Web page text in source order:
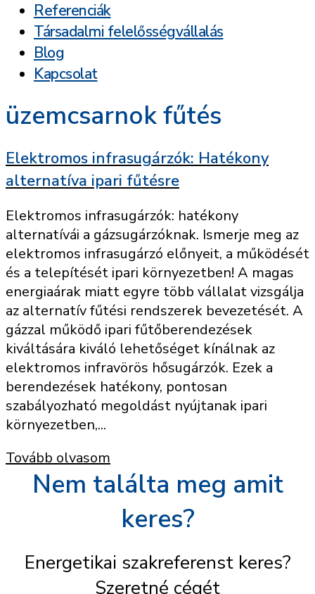
Referenciák
Társadalmi felelősségvállalás
Blog
Kapcsolat
üzemcsarnok fűtés
Elektromos infrasugárzók: Hatékony
alternatíva ipari fűtésre
Elektromos infrasugárzók: hatékony
alternatívái a gázsugárzóknak. Ismerje meg az
elektromos infrasugárzó előnyeit, a működését
és a telepítését ipari környezetben! A magas
energiaárak miatt egyre több vállalat vizsgálja
az alternatív fűtési rendszerek bevezetését. A
gázzal működő ipari fűtőberendezések
kiváltására kiváló lehetőséget kínálnak az
elektromos infravörös hősugárzók. Ezek a
berendezések hatékony, pontosan
szabályozható megoldást nyújtanak ipari
környezetben,...
Tovább olvasom
Nem találta meg amit
keres?
Energetikai szakreferenst keres?
Szeretné cégét